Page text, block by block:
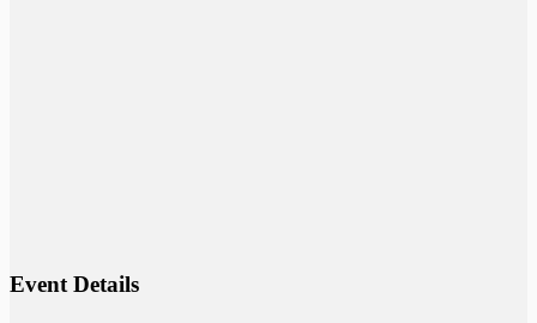
Event Details